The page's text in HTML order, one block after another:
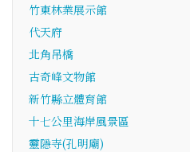
竹東林業展示館
代天府
北角吊橋
古奇峰文物館
新竹縣立體育館
十七公里海岸風景區
靈隱寺(孔明廟)